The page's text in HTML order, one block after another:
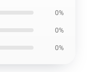
0%
0%
0%